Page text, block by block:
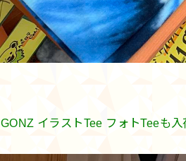
GONZ イラストTee フォトTeeも入